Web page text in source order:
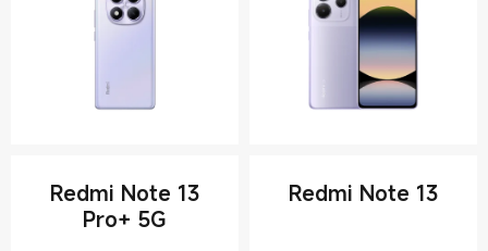
Redmi Note 13
Pro+ 5G
Redmi Note 13